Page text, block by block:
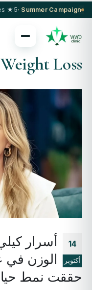
Summer Campaign ·
Loss
14
أكتوبر
أسرار
حققت نمط